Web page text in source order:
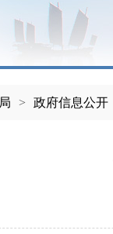
> 政府信息公开